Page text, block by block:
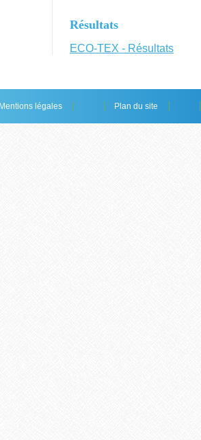
Résultats
ECO-TEX - Résultats
Mentions légales Plan du site